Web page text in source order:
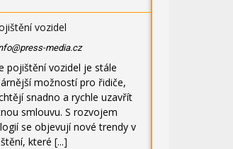
vozidel
media.cz
pojištění vozidel je stále
možností pro řidiče,
snadno a rychle uzavřít
smlouvu. S rozvojem
se objevují nové trendy v
které [...]